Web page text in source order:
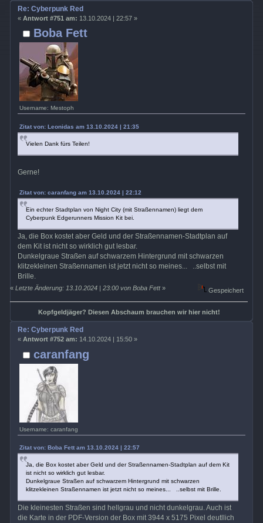
Boba Fett
Username: Mestoph
Re: Cyberpunk Red
« Antwort #751 am: 13.10.2024 | 22:57 »
Zitat von: Leonidas am 13.10.2024 | 21:35
Vielen Dank fürs Teilen!
Gerne!
Zitat von: caranfang am 13.10.2024 | 22:12
Ein echter Stadtplan von Night City (mit Straßennamen) liegt dem
Cyberpunk Edgerunners Mission Kit bei.
Ja, die Box kostet aber Geld und der Straßennamen-Stadtplan auf
dem Kit ist nicht so wirklich gut lesbar.
Dunkelgraue Straßen auf schwarzem Hintergrund mit schwarzen
klitzekleinen Straßennamen ist jetzt nicht so meines... ..selbst mit
Brille.
«Letzte Änderung: 13.10.2024 | 23:00 von Boba Fett» Gespeichert
Kopfgeldjäger? Diesen Abschaum brauchen wir hier nicht!
caranfang
Username: caranfang
Re: Cyberpunk Red
« Antwort #752 am: 14.10.2024 | 15:50 »
Zitat von: Boba Fett am 13.10.2024 | 22:57
Ja, die Box kostet aber Geld und der Straßennamen-Stadtplan auf dem Kit
ist nicht so wirklich gut lesbar.
Dunkelgraue Straßen auf schwarzem Hintergrund mit schwarzen
klitzekleinen Straßennamen ist jetzt nicht so meines... ..selbst mit Brille.
Die kleinesten Straßen sind hellgrau und nicht dunkelgrau. Auch ist
die Karte in der PDF-Version der Box mit 3944 x 5175 Pixel deutllich